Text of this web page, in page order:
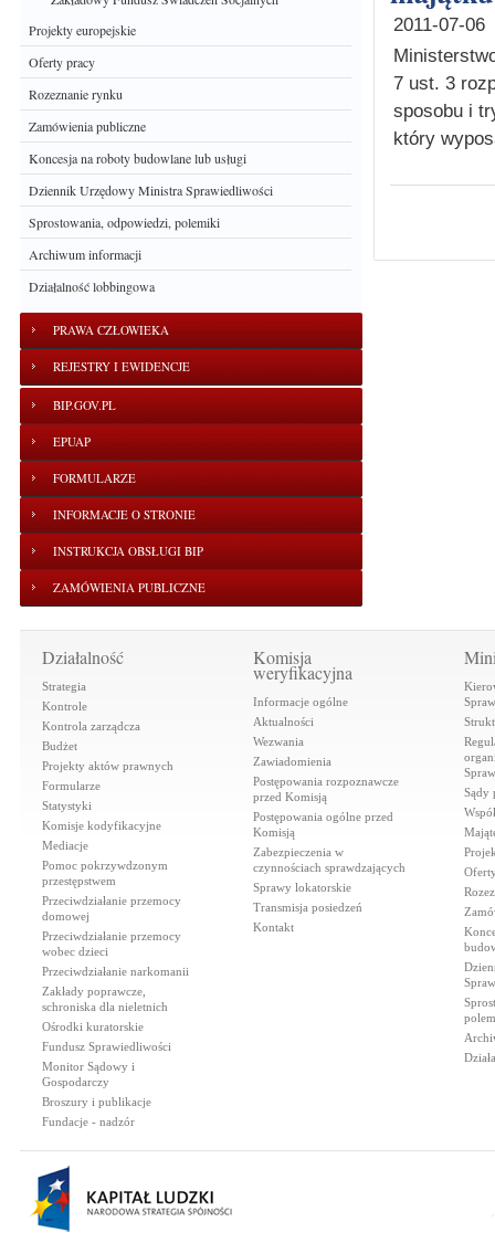
Projekty europejskie
Oferty pracy
Rozeznanie rynku
Zamówienia publiczne
Koncesja na roboty budowlane lub usługi
Dziennik Urzędowy Ministra Sprawiedliwości
Sprostowania, odpowiedzi, polemiki
Archiwum informacji
Działalność lobbingowa
PRAWA CZŁOWIEKA
REJESTRY I EWIDENCJE
BIP.GOV.PL
EPUAP
FORMULARZE
INFORMACJE O STRONIE
INSTRUKCJA OBSŁUGI BIP
ZAMÓWIENIA PUBLICZNE
2011-07-06
7 ust. 3
sposobu i
który
Działalność
Strategia
Kontrole
Kontrola zarządcza
Budżet
Projekty aktów prawnych
Formularze
Statystyki
Komisje kodyfikacyjne
Mediacje
Pomoc pokrzywdzonym
przestępstwem
Przeciwdziałanie przemocy
domowej
Przeciwdziałanie przemocy
wobec dzieci
Przeciwdziałanie narkomanii
Zakłady poprawcze,
schroniska dla nieletnich
Ośrodki kuratorskie
Fundusz Sprawiedliwości
Monitor Sądowy i
Gospodarczy
Broszury i publikacje
Fundacje - nadzór
Komisja
weryfikacyjna
Informacje ogólne
Aktualności
Wezwania
Zawiadomienia
Postępowania rozpoznawcze
przed Komisją
Postępowania ogólne przed
Komisją
Zabezpieczenia w
czynnościach sprawdzających
Sprawy lokatorskie
Transmisja posiedzeń
Kontakt
Sądy